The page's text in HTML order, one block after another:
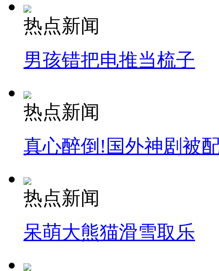
热点新闻
男孩错把电推当梳子
热点新闻
真心醉倒!国外神剧被
热点新闻
呆萌大熊猫滑雪取乐